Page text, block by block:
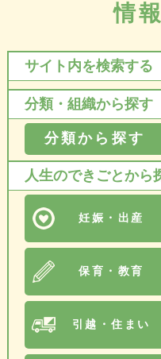
情
サイト内を検索する
分類・組織から探す
分類から探す
人生のできごとから
妊娠・出産
保育・教育
引越・住まい